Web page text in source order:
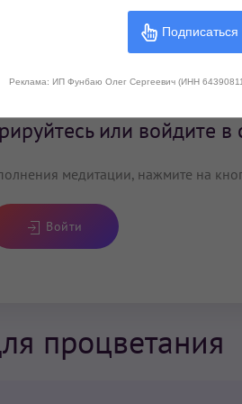
или войдите в
медитации, нажмите на
Войти
процветания
Подписаться
Реклама: ИП Фунбаю Олег Сергеевич (ИНН